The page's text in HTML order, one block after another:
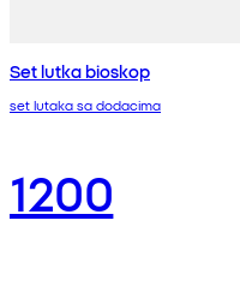
Set lutka bioskop
set lutaka sa dodacima
1200